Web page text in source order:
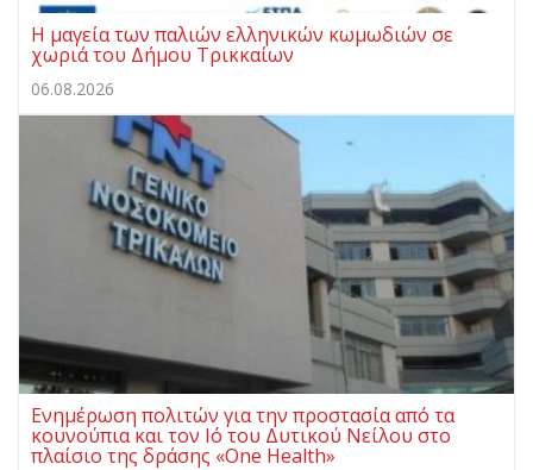
Η μαγεία των παλιών ελληνικών κωμωδιών σε
χωριά του Δήμου Τρικκαίων
06.08.2026
Ενημέρωση πολιτών για την προστασία από τα
κουνούπια και τον Ιό του Δυτικού Νείλου στο
πλαίσιο της δράσης «One Health»